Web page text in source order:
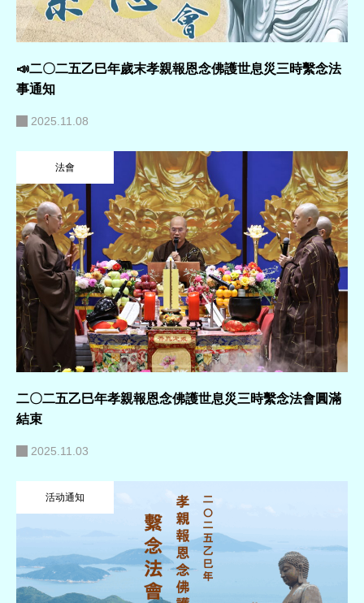
📣二〇二五乙巳年歲末孝親報恩念佛護世息災三時繫念法
事通知
2025.11.08
法會
二〇二五乙巳年孝親報恩念佛護世息災三時繫念法會圓滿
結束
2025.11.03
活动通知